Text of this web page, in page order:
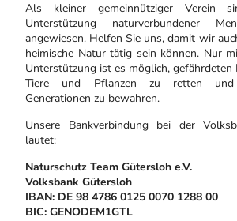
Als kleiner gemeinnütziger Verein
Unterstützung naturverbundener
angewiesen. Helfen Sie uns, damit wir
heimische Natur tätig sein können. Nur
Unterstützung ist es möglich, gefährdeten
Tiere und Pflanzen zu retten
Generationen zu bewahren.
Unsere Bankverbindung bei der
lautet:
Naturschutz Team Gütersloh e.V.
Volksbank Gütersloh
IBAN: DE 98 4786 0125 0070 1288 00
BIC: GENODEM1GTL